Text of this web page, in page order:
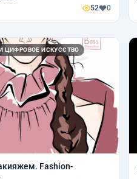
52 0
ЦИФРОВОЕ ИСКУССТВО
Fashion-